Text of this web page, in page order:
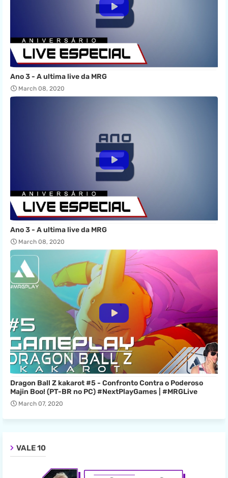
Ano 3 - A ultima live da MRG
March 08, 2020
Ano 3 - A ultima live da MRG
March 08, 2020
Dragon Ball Z kakarot #5 - Confronto Contra o Poderoso
Majin Boo! (PT-BR no PC) #NextPlayGames | #MRGLive
March 07, 2020
VALE 10